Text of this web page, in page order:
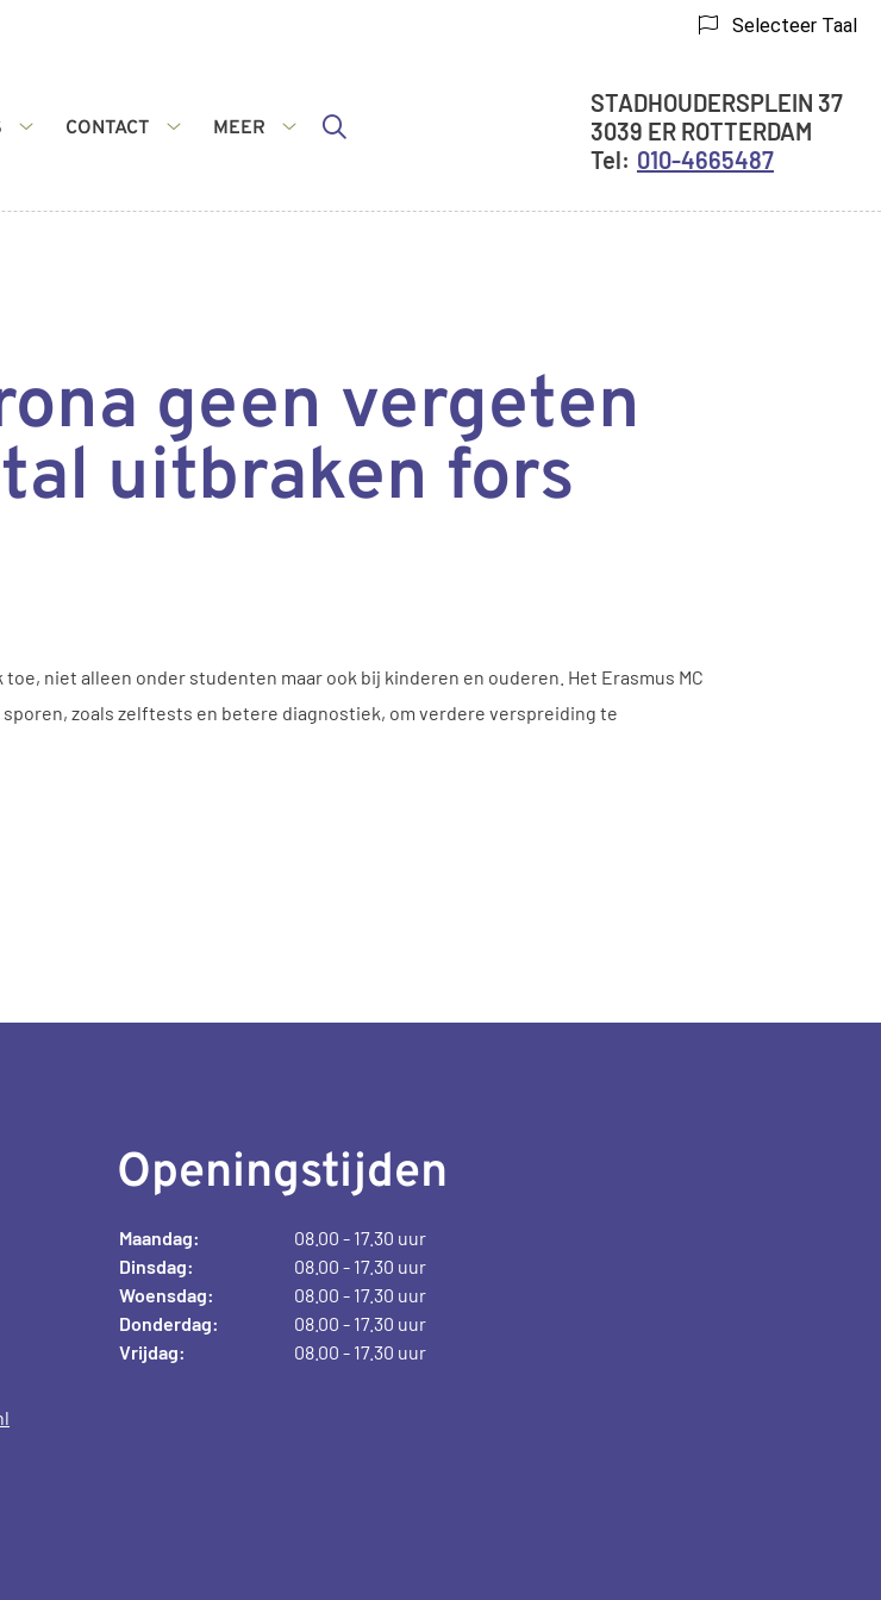
Selecteer Taal
CONTACT
MEER
Adresgegevens
STADHOUDERSPLEIN 37
3039 ER ROTTERDAM
010-4665487
geen vergeten
uitbraken fors
niet alleen onder studenten maar ook bij kinderen en ouderen. Het Erasmus MC
zoals zelftests en betere diagnostiek, om verdere verspreiding te
Openingstijden
Maandag:
08.00 - 17.30 uur
Dinsdag:
08.00 - 17.30 uur
Woensdag:
08.00 - 17.30 uur
Donderdag:
08.00 - 17.30 uur
Vrijdag:
08.00 - 17.30 uur